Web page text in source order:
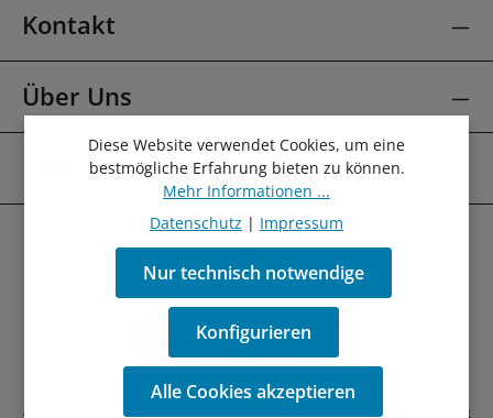
Kontakt
Über Uns
Mehr Über
Alle Preise inkl. gesetzl. Mehrwertsteuer zzgl. Versandkosten
Diese Website verwendet Cookies, um eine
bestmögliche Erfahrung bieten zu können.
Mehr Informationen ...
Datenschutz | Impressum
Nur technisch notwendige
Konfigurieren
Alle Cookies akzeptieren